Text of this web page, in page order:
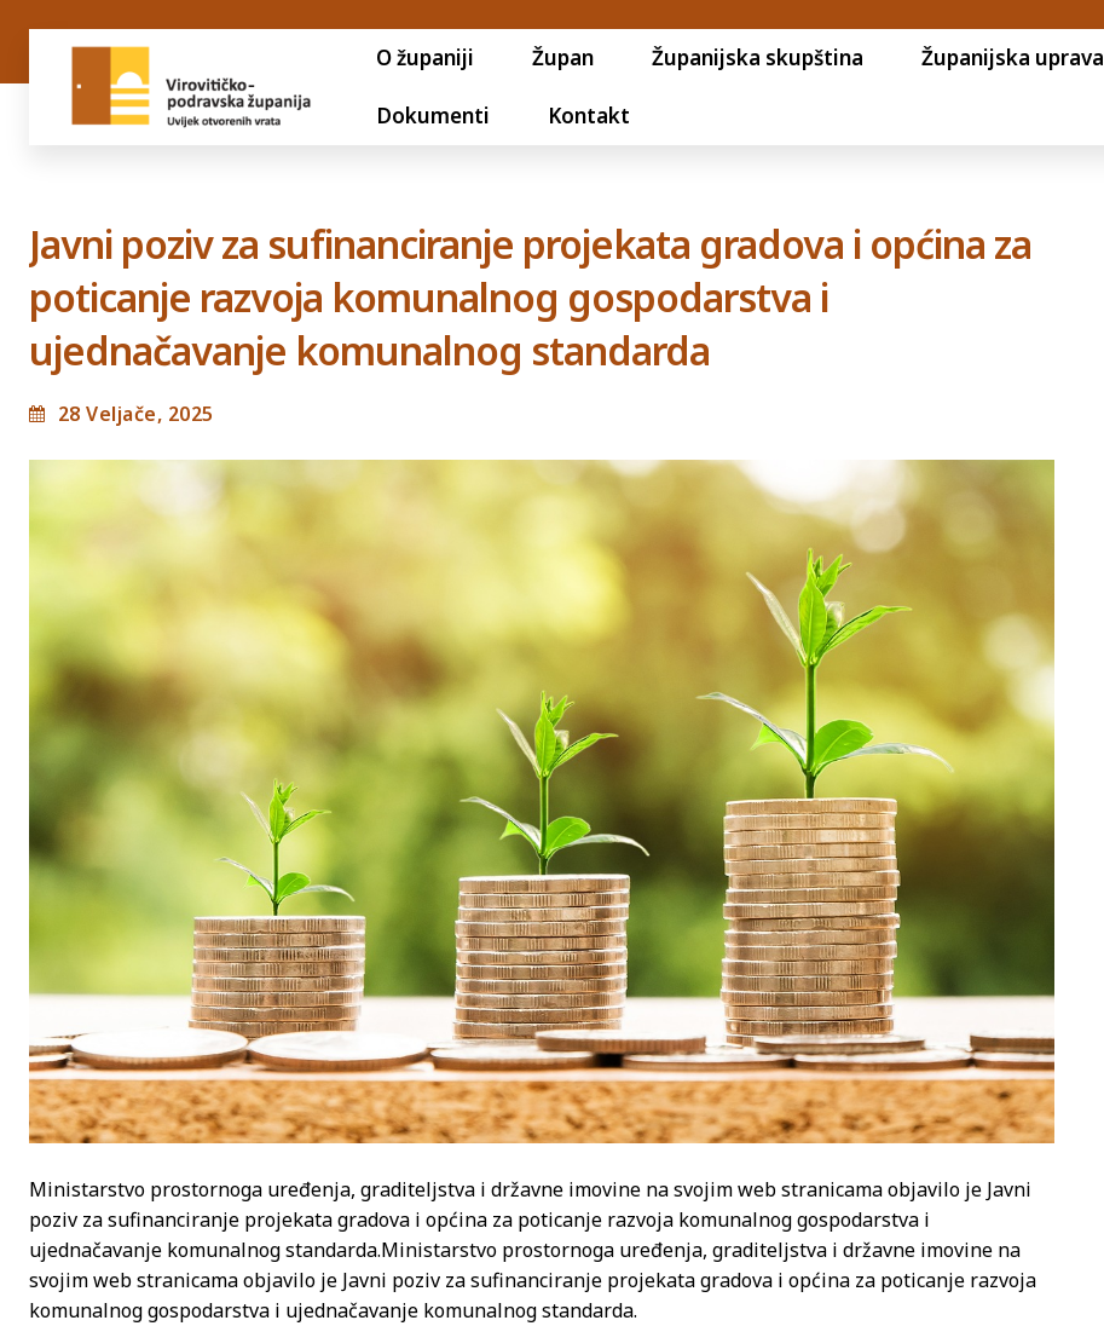
O županiji Župan Županijska skupština Županijska uprava
Dokumenti Kontakt
Javni poziv za sufinanciranje projekata gradova i općina za
poticanje razvoja komunalnog gospodarstva i
ujednačavanje komunalnog standarda
28 Veljače, 2025
Ministarstvo prostornoga uređenja, graditeljstva i državne imovine na svojim web stranicama objavilo je Javni
poziv za sufinanciranje projekata gradova i općina za poticanje razvoja komunalnog gospodarstva i
ujednačavanje komunalnog standarda.Ministarstvo prostornoga uređenja, graditeljstva i državne imovine na
svojim web stranicama objavilo je Javni poziv za sufinanciranje projekata gradova i općina za poticanje razvoja
komunalnog gospodarstva i ujednačavanje komunalnog standarda.